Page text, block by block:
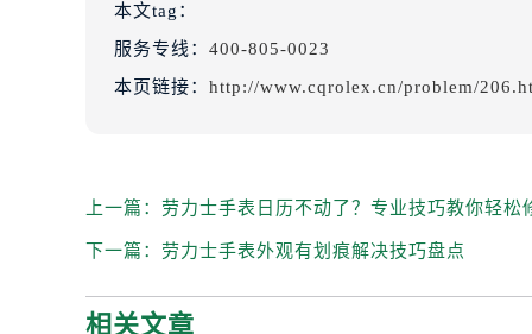
本文tag：
服务专线： 400-805-0023
本页链接： http://www.cqrolex.cn/problem/
上一篇： 劳力士手表日历不动了？专业技巧教你轻松
下一篇： 劳力士手表外观有划痕解决技巧盘点
相关文章